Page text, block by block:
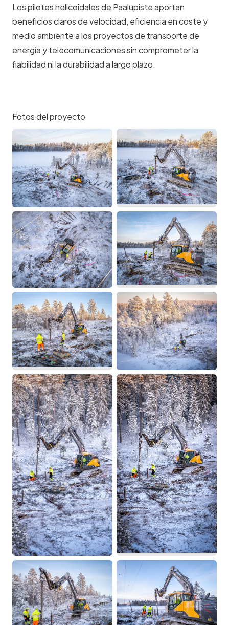
Los pilotes helicoidales de Paalupiste aportan
beneficios claros de velocidad, eficiencia en coste y
medio ambiente a los proyectos de transporte de
energía y telecomunicaciones sin comprometer la
fiabilidad ni la durabilidad a largo plazo.
Fotos del proyecto